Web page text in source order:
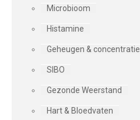
Microbioom
Histamine
Geheugen & concentratie
SIBO
Gezonde Weerstand
Hart & Bloedvaten